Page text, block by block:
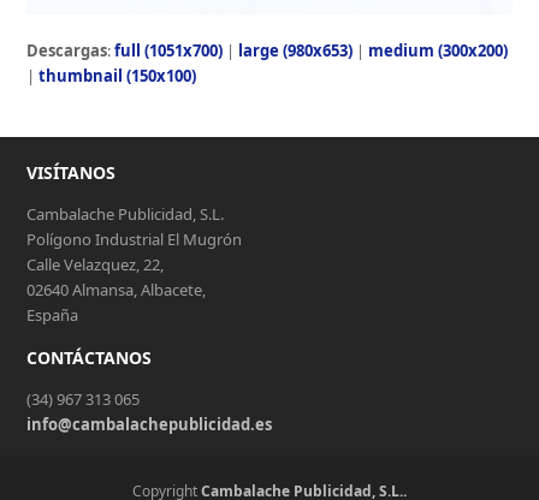
Descargas:full (1051x700) | large (980x653) | medium (300x200)
|thumbnail (150x100)
VISÍTANOS
Cambalache Publicidad, S.L.
Polígono Industrial El Mugrón
Calle Velazquez, 22,
02640 Almansa, Albacete,
España
CONTÁCTANOS
(34) 967 313 065
info@cambalachepublicidad.es
CopyrightCambalache Publicidad, S.L..